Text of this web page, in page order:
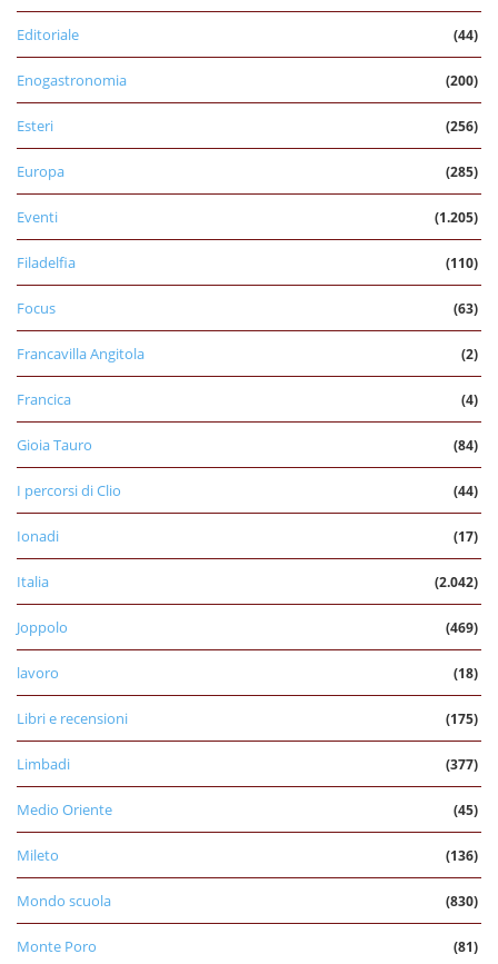
Editoriale (44)
Enogastronomia (200)
Esteri (256)
Europa (285)
Eventi (1.205)
Filadelfia (110)
Focus (63)
Francavilla Angitola (2)
Francica (4)
Gioia Tauro (84)
I percorsi di Clio (44)
Ionadi (17)
Italia (2.042)
Joppolo (469)
lavoro (18)
Libri e recensioni (175)
Limbadi (377)
Medio Oriente (45)
Mileto (136)
Mondo scuola (830)
Monte Poro (81)